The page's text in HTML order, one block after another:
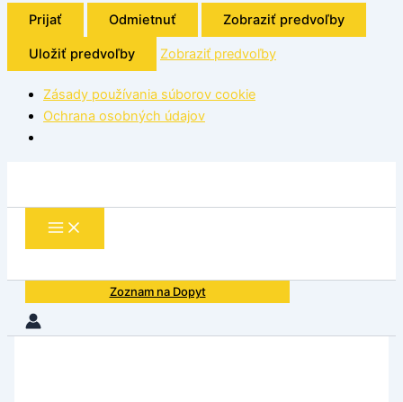
Prijať Odmietnuť Zobraziť predvoľby
Uložiť predvoľby Zobraziť predvoľby
Zásady používania súborov cookie
Ochrana osobných údajov
Zoznam na Dopyt